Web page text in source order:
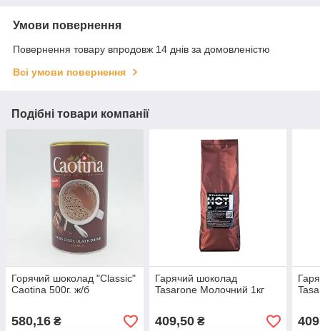
Умови повернення
Повернення товару впродовж 14 днів за домовленістю
Всі умови повернення
Подібні товари компанії
Горячий шоколад "Classic"
Caotina 500г. ж/б
580,16 ₴
Гарячий шоколад
Tasarone Молочний 1кг
409,50₴